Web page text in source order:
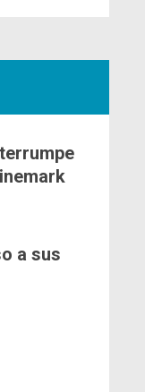
a sus